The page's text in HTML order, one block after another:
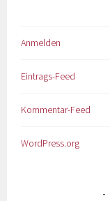
Anmelden
Eintrags-Feed
Kommentar-Feed
WordPress.org